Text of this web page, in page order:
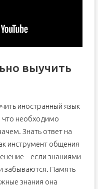
выучить
иностранный язык
что необходимо
Знать ответ на
инструмент общения
– если знаниями
забываются. Память
знания она